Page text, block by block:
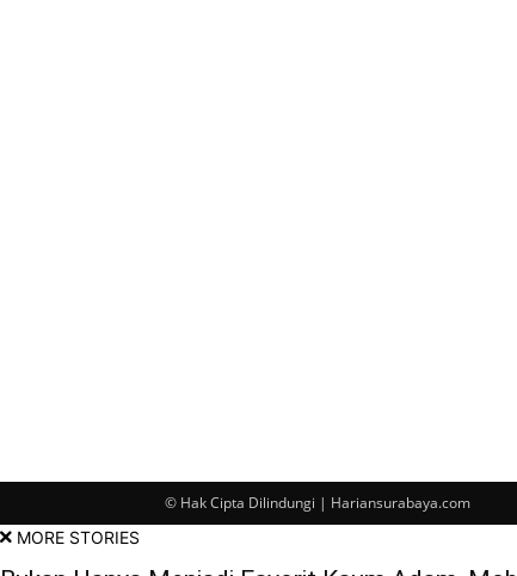
© Hak Cipta Dilindungi | Hariansurabaya.com
MORE STORIES